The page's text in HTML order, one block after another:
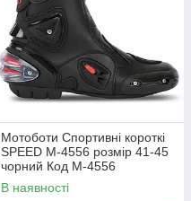
Мотоботи Спортивні короткі
SPEED M-4556 розмір 41-45
чорний Код M-4556
В наявності